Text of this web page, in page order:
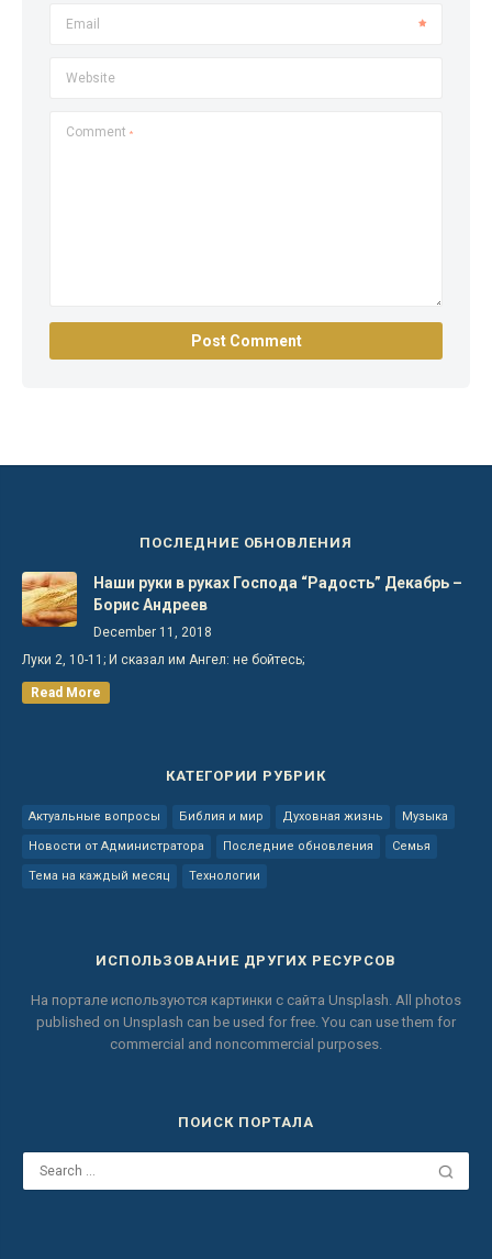
Email
Website
Comment *
ПОСЛЕДНИЕ ОБНОВЛЕНИЯ
Наши руки в руках Господа “Радость” Декабрь –
Борис Андреев
December 11, 2018
Луки 2, 10-11; И сказал им Ангел: не бойтесь;
Read More
КАТЕГОРИИ РУБРИК
Актуальные вопросы Библия и мир Духовная жизнь Музыка
Новости от Администратора Последние обновления Семья
Тема на каждый месяц Технологии
ИСПОЛЬЗОВАНИЕ ДРУГИХ РЕСУРСОВ
На портале используются картинки с сайта Unsplash. All photos
published on Unsplash can be used for free. You can use them for
commercial and noncommercial purposes.
ПОИСК ПОРТАЛА